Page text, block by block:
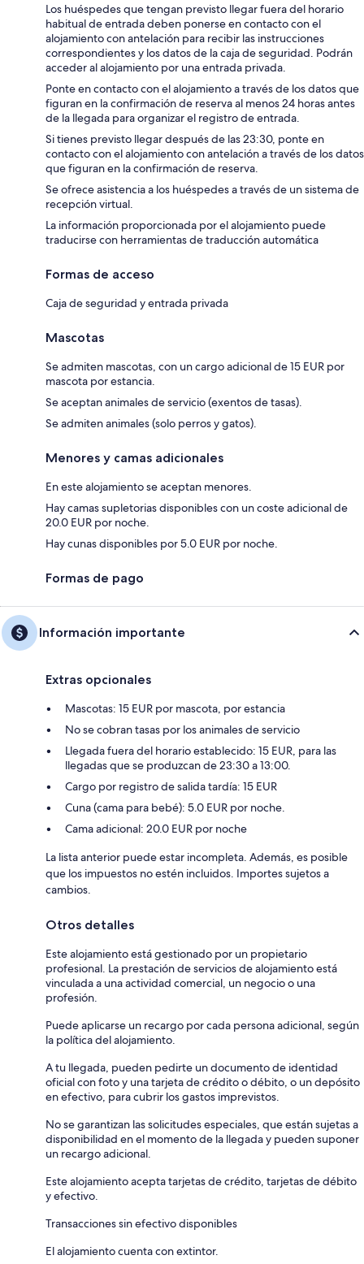
Los huéspedes que tengan previsto llegar fuera del horario
habitual de entrada deben ponerse en contacto con el
alojamiento con antelación para recibir las instrucciones
correspondientes y los datos de la caja de seguridad. Podrán
acceder al alojamiento por una entrada privada.
Ponte en contacto con el alojamiento a través de los datos que
figuran en la confirmación de reserva al menos 24 horas antes
de la llegada para organizar el registro de entrada.
Si tienes previsto llegar después de las 23:30, ponte en
contacto con el alojamiento con antelación a través de los datos
que figuran en la confirmación de reserva.
Se ofrece asistencia a los huéspedes a través de un sistema de
recepción virtual.
La información proporcionada por el alojamiento puede
traducirse con herramientas de traducción automática
Formas de acceso
Caja de seguridad y entrada privada
Mascotas
Se admiten mascotas, con un cargo adicional de 15 EUR por
mascota por estancia.
Se aceptan animales de servicio (exentos de tasas).
Se admiten animales (solo perros y gatos).
Menores y camas adicionales
En este alojamiento se aceptan menores.
Hay camas supletorias disponibles con un coste adicional de
20.0 EUR por noche.
Hay cunas disponibles por 5.0 EUR por noche.
Formas de pago
Información importante
Extras opcionales
Mascotas: 15 EUR por mascota, por estancia
No se cobran tasas por los animales de servicio
Llegada fuera del horario establecido: 15 EUR, para las
llegadas que se produzcan de 23:30 a 13:00.
Cargo por registro de salida tardía: 15 EUR
Cuna (cama para bebé): 5.0 EUR por noche.
Cama adicional: 20.0 EUR por noche
La lista anterior puede estar incompleta. Además, es posible
que los impuestos no estén incluidos. Importes sujetos a
cambios.
Otros detalles
Este alojamiento está gestionado por un propietario
profesional. La prestación de servicios de alojamiento está
vinculada a una actividad comercial, un negocio o una
profesión.
Puede aplicarse un recargo por cada persona adicional, según
la política del alojamiento.
A tu llegada, pueden pedirte un documento de identidad
oficial con foto y una tarjeta de crédito o débito, o un depósito
en efectivo, para cubrir los gastos imprevistos.
No se garantizan las solicitudes especiales, que están sujetas a
disponibilidad en el momento de la llegada y pueden suponer
un recargo adicional.
Este alojamiento acepta tarjetas de crédito, tarjetas de débito
y efectivo.
Transacciones sin efectivo disponibles
El alojamiento cuenta con extintor.